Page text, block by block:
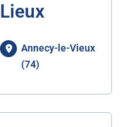
Lieux
Annecy-le-Vieux
(74)